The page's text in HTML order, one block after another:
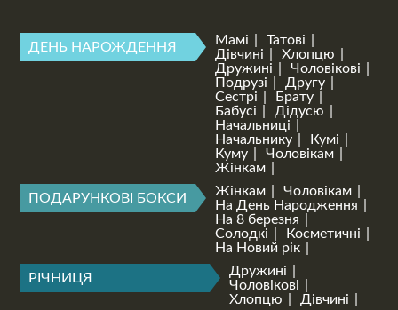
ДЕНЬ НАРОЖДЕННЯ Мамі
Татові
Дівчині
Хлопцю
Дружині
Чоловікові
Подрузі
Другу
Сестрі
Брату
Бабусі
Дідусю
Начальниці
Начальнику
Кумі
Куму
Чоловікам
Жінкам
ПОДАРУНКОВІ БОКСИ Жінкам
Чоловікам
На День Народження
На 8 березня
Солодкі
Косметичні
На Новий рік
РІЧНИЦЯ
Дружині
Чоловікові
Хлопцю
Дівчині